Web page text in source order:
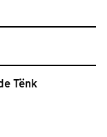
Tënk